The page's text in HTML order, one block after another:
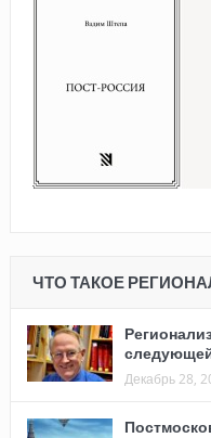
ЧТО ТАКОЕ
Декабрь 28,